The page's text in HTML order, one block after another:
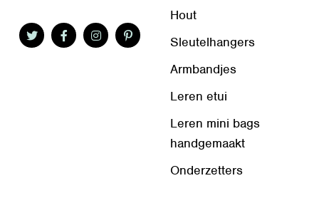
Hout
Sleutelhangers
Armbandjes
Leren etui
Leren mini bags
handgemaakt
Onderzetters